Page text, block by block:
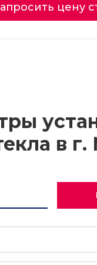
цену
в г.